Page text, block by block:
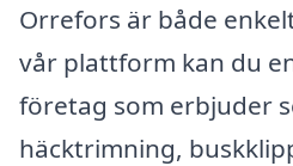
Orrefors är både
vår plattform kan du
företag som erbjuder
häcktrimning,